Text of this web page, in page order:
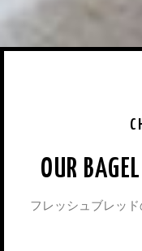
OUR
フレッシュブレッ